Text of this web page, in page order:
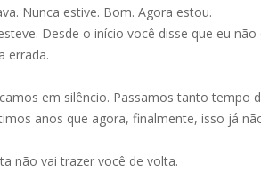
Nunca estive. Bom. Agora estou.
Desde o início você disse que eu
errada.
em silêncio. Passamos tanto tempo
anos que agora, finalmente, isso já
não vai trazer você de volta.